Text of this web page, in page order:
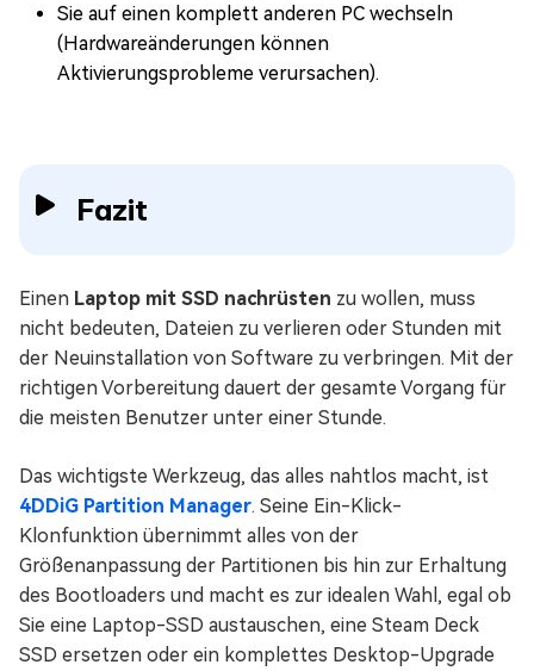
Sie auf einen komplett anderen PC wechseln
(Hardwareänderungen können
Aktivierungsprobleme verursachen).
Fazit
Einen Laptop mit SSD nachrüsten zu wollen, muss
nicht bedeuten, Dateien zu verlieren oder Stunden mit
der Neuinstallation von Software zu verbringen. Mit der
richtigen Vorbereitung dauert der gesamte Vorgang für
die meisten Benutzer unter einer Stunde.
Das wichtigste Werkzeug, das alles nahtlos macht, ist
4DDiG Partition Manager. Seine Ein-Klick-
Klonfunktion übernimmt alles von der
Größenanpassung der Partitionen bis hin zur Erhaltung
des Bootloaders und macht es zur idealen Wahl, egal ob
Sie eine Laptop-SSD austauschen, eine Steam Deck
SSD ersetzen oder ein komplettes Desktop-Upgrade